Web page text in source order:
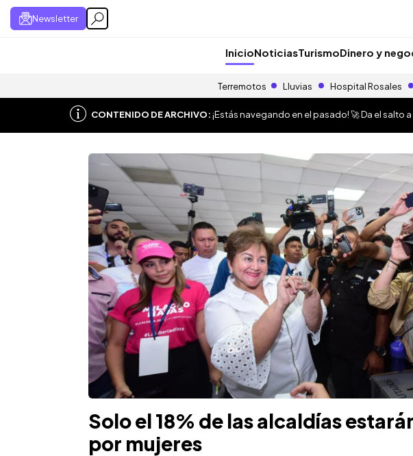
Newsletter
InicioNoticiasTurismoDinero y
Terremotos Lluvias Hospital Rosales
CONTENIDO DE ARCHIVO:¡Estás navegando en el pasado! 🚀 Da el salto
Solo el 18% de las alcaldías
por mujeres